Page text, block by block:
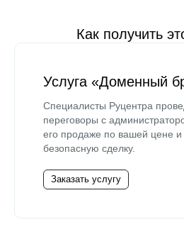
Как получить
Услуга «Доменный
Специалисты Руцентра
переговоры с
его продаже по вашей цене и
безопасную сделку.
Заказать услугу